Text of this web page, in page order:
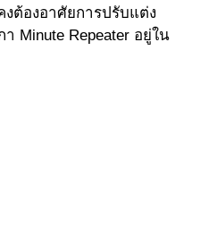
ต้องอาศัยการปรับแต่ง
Minute Repeater อยู่ใน